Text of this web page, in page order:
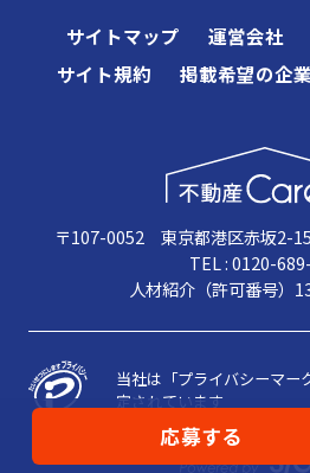
応募する
サイトマップ 運営会社
サイト規約
掲載希望の企
〒107-0052 東京都港区赤坂2-
TEL : 0120-
人材紹介（許可番号）
当社は「プライバシーマー
定されています